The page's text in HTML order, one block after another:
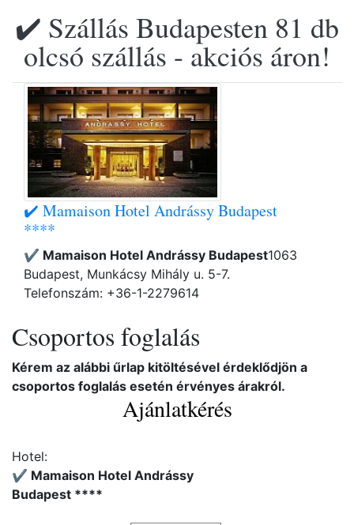
✔️ Szállás Budapesten 81 db
olcsó szállás - akciós áron!
✔️ Mamaison Hotel Andrássy Budapest
****
✔️ Mamaison Hotel Andrássy Budapest1063
Budapest, Munkácsy Mihály u. 5-7.
Telefonszám: +36-1-2279614
Csoportos foglalás
Kérem az alábbi űrlap kitöltésével érdeklődjön a
csoportos foglalás esetén érvényes árakról.
Ajánlatkérés
Hotel:
✔️ Mamaison Hotel Andrássy
Budapest ****